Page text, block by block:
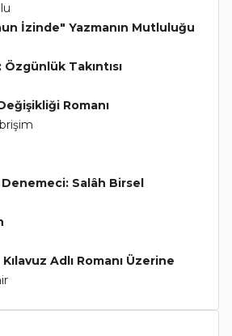
İzinde" Yazmanın Mutluluğu
Özgünlük Takıntısı
Romanı
Salâh Birsel
Adlı Romanı Üzerine